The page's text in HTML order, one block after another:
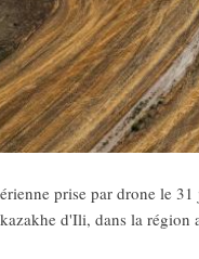
prise par drone le
kazakhe d'Ili, dans la région